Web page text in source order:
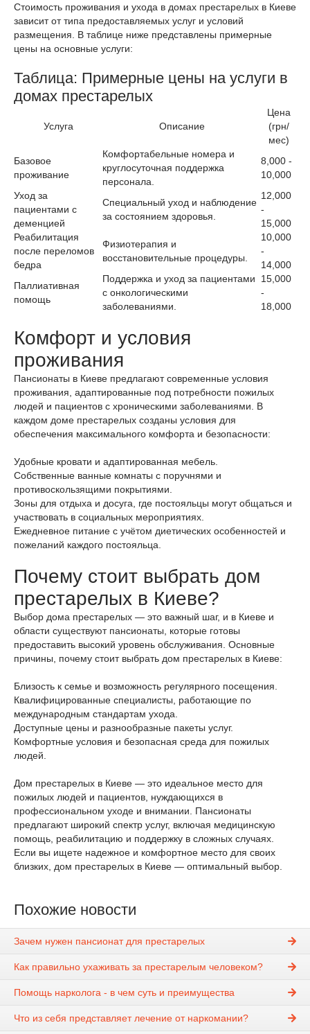
Стоимость проживания и ухода в домах престарелых в Киеве
зависит от типа предоставляемых услуг и условий
размещения. В таблице ниже представлены примерные
цены на основные услуги:
Таблица: Примерные цены на услуги в
домах престарелых
Услуга Описание
Цена
(грн/
мес)
Базовое
проживание
Комфортабельные номера и
круглосуточная поддержка
персонала.
8,000 -
10,000
Уход за
пациентами с
деменцией
Специальный уход и наблюдение
за состоянием здоровья.
12,000
-
15,000
Реабилитация
после переломов
бедра
Физиотерапия и
восстановительные процедуры.
10,000
-
14,000
Паллиативная
помощь
Поддержка и уход за пациентами
с онкологическими
заболеваниями.
15,000
-
18,000
Комфорт и условия
проживания
Пансионаты в Киеве предлагают современные условия
проживания, адаптированные под потребности пожилых
людей и пациентов с хроническими заболеваниями. В
каждом доме престарелых созданы условия для
обеспечения максимального комфорта и безопасности:
Удобные кровати и адаптированная мебель.
Собственные ванные комнаты с поручнями и
противоскользящими покрытиями.
Зоны для отдыха и досуга, где постояльцы могут общаться и
участвовать в социальных мероприятиях.
Ежедневное питание с учётом диетических особенностей и
пожеланий каждого постояльца.
Почему стоит выбрать дом
престарелых в Киеве?
Выбор дома престарелых — это важный шаг, и в Киеве и
области существуют пансионаты, которые готовы
предоставить высокий уровень обслуживания. Основные
причины, почему стоит выбрать дом престарелых в Киеве:
Близость к семье и возможность регулярного посещения.
Квалифицированные специалисты, работающие по
международным стандартам ухода.
Доступные цены и разнообразные пакеты услуг.
Комфортные условия и безопасная среда для пожилых
людей.
Дом престарелых в Киеве — это идеальное место для
пожилых людей и пациентов, нуждающихся в
профессиональном уходе и внимании. Пансионаты
предлагают широкий спектр услуг, включая медицинскую
помощь, реабилитацию и поддержку в сложных случаях.
Если вы ищете надежное и комфортное место для своих
близких, дом престарелых в Киеве — оптимальный выбор.
Похожие новости
Зачем нужен пансионат для престарелых
Как правильно ухаживать за престарелым человеком?
Помощь нарколога - в чем суть и преимущества
Что из себя представляет лечение от наркомании?